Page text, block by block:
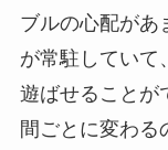
ブルの心配があ
が常駐していて
遊ばせることが
間ごとに変わる